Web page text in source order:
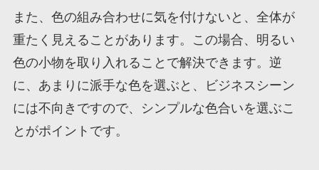
また、色の組み合わせに気を付けないと、全体が
重たく見えることがあります。この場合、明るい
色の小物を取り入れることで解決できます。逆
に、あまりに派手な色を選ぶと、ビジネスシーン
には不向きですので、シンプルな色合いを選ぶこ
とがポイントです。